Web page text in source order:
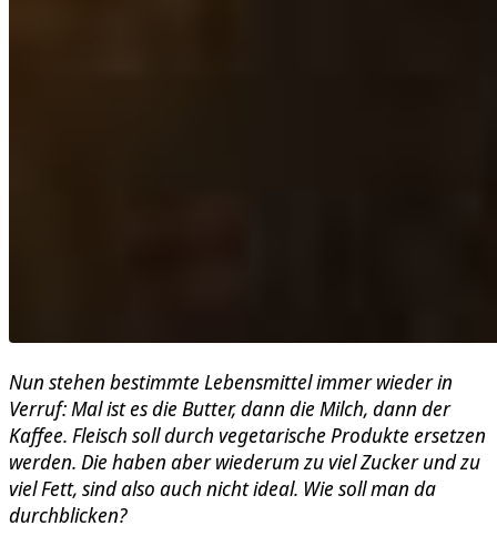
Nun stehen bestimmte Lebensmittel immer wieder in
Verruf: Mal ist es die Butter, dann die Milch, dann der
Kaffee. Fleisch soll durch vegetarische Produkte ersetzen
werden. Die haben aber wiederum zu viel Zucker und zu
viel Fett, sind also auch nicht ideal. Wie soll man da
durchblicken?